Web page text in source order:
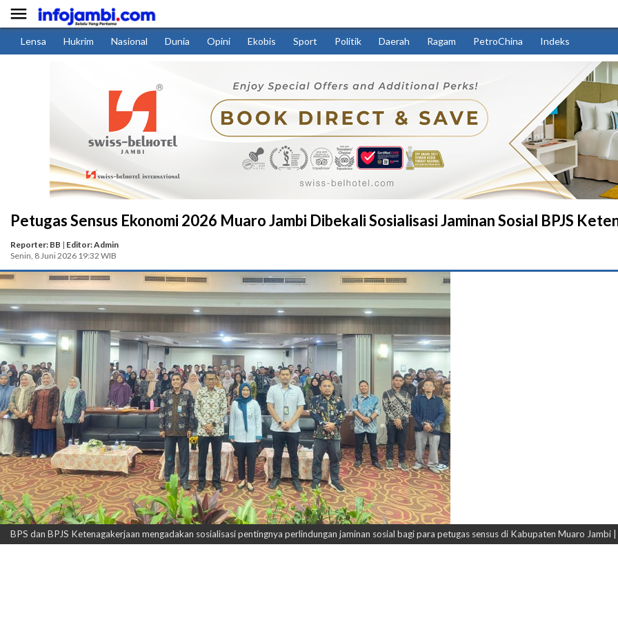

Lensa Hukrim Nasional Dunia Opini Ekobis Sport Politik Daerah Ragam PetroChina Indeks
Petugas Sensus Ekonomi 2026 Muaro Jambi Dibekali Sosialisasi Jaminan Sosial BPJS
Reporter: BB | Editor: Admin
Senin, 8 Juni 2026 19:32 WIB
BPS dan BPJS Ketenagakerjaan mengadakan sosialisasi pentingnya perlindungan jaminan sosial bagi para petugas sensus di Kabupaten Muaro Jambi